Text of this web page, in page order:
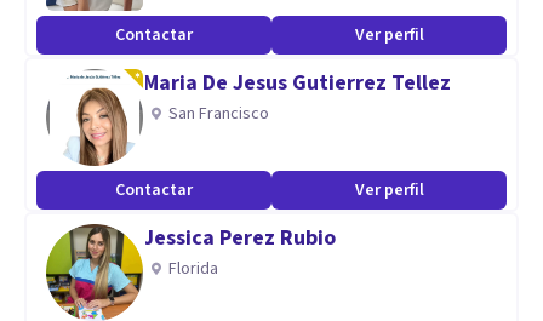
Ansiedad, Agorafobia, ansiedad generalizada, ataques de
pánico, estrés, miedo a la muerte, timidez trastorno
obsesivo compulsivo, fibromialgia, fatiga crónica,
Insomnio. Sexóloga, disfunción eréctil, eyaculación precoz,
frigidez. Trastorno de alimentación. Trastorno del estado
de ánimo, depresión, tristeza,
Trastorno psicosomáticos.
Contactar Ver perfil
Maria De Jesus Gutierrez Tellez
San Francisco
Contactar Ver perfil
Jessica Perez Rubio
Florida